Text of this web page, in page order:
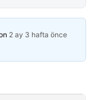
2 ay 3 hafta önce